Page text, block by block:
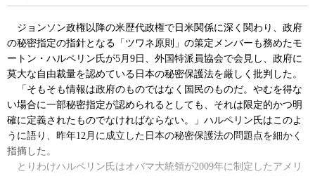
ジョンソン政権以降の米歴代政権で日米関係に深く関わり、政府
の秘密指定の指針となる「ツワネ原則」の策定メンバーも務めたモ
ートン・ハルペリン氏が5月9日、外国特派員協会で会見し、政府に
莫大な自由裁量を認めている日本の秘密保護法を厳しく批判した。
「そもそも情報は政府のものではなく国民のものだ。やむを得な
い場合に一部秘密指定が認められるとしても、それは限定的かつ明
確に定義されたものでなければならない。」ハルペリン氏はこのよ
うに語り、昨年12月に成立した日本の秘密保護法の問題点を細かく
指摘した。
とりわけハルペリン氏はオバマ大統領が2009年に制定したアメリ